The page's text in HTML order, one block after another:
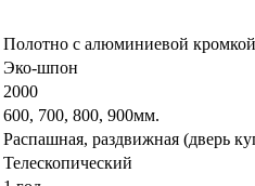
Полотно с алюминиевой кромкой
Эко-шпон
2000
600, 700, 800, 900мм.
Распашная, раздвижная (дверь
Телескопический